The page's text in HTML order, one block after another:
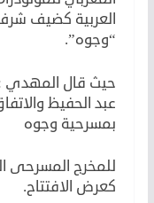
العربية كضيف
“وجوه”.
حيث قال المهدي :
عبد الحفيظ
بمسرحية وجوه
للمخرج المسرحى
كعرض الافتتاح.